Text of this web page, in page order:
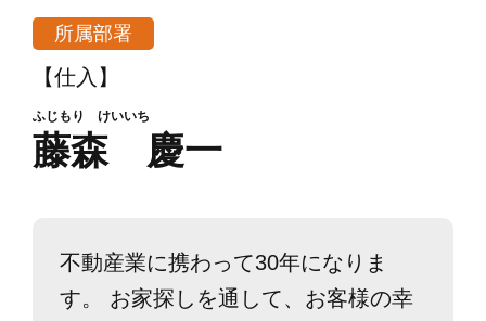
所属部署
【仕入】
藤森 慶一
ふじもり けいいち
不動産業に携わって30年になりま
す。 お家探しを通して、お客様の幸